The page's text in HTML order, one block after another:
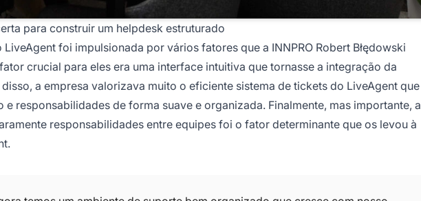
para construir um helpdesk estruturado
foi impulsionada por vários fatores que a INNPRO Robert Błędowski
crucial para eles era uma interface intuitiva que tornasse a integração da
a empresa valorizava muito o eficiente sistema de tickets do LiveAgent que
responsabilidades de forma suave e organizada. Finalmente, mas importante, a
responsabilidades entre equipes foi o fator determinante que os levou à